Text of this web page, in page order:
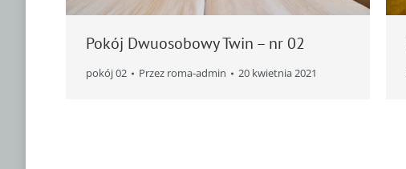
Pokój Dwuosobowy Twin – nr 02
pokój 02 Przez roma-admin 20 kwietnia 2021